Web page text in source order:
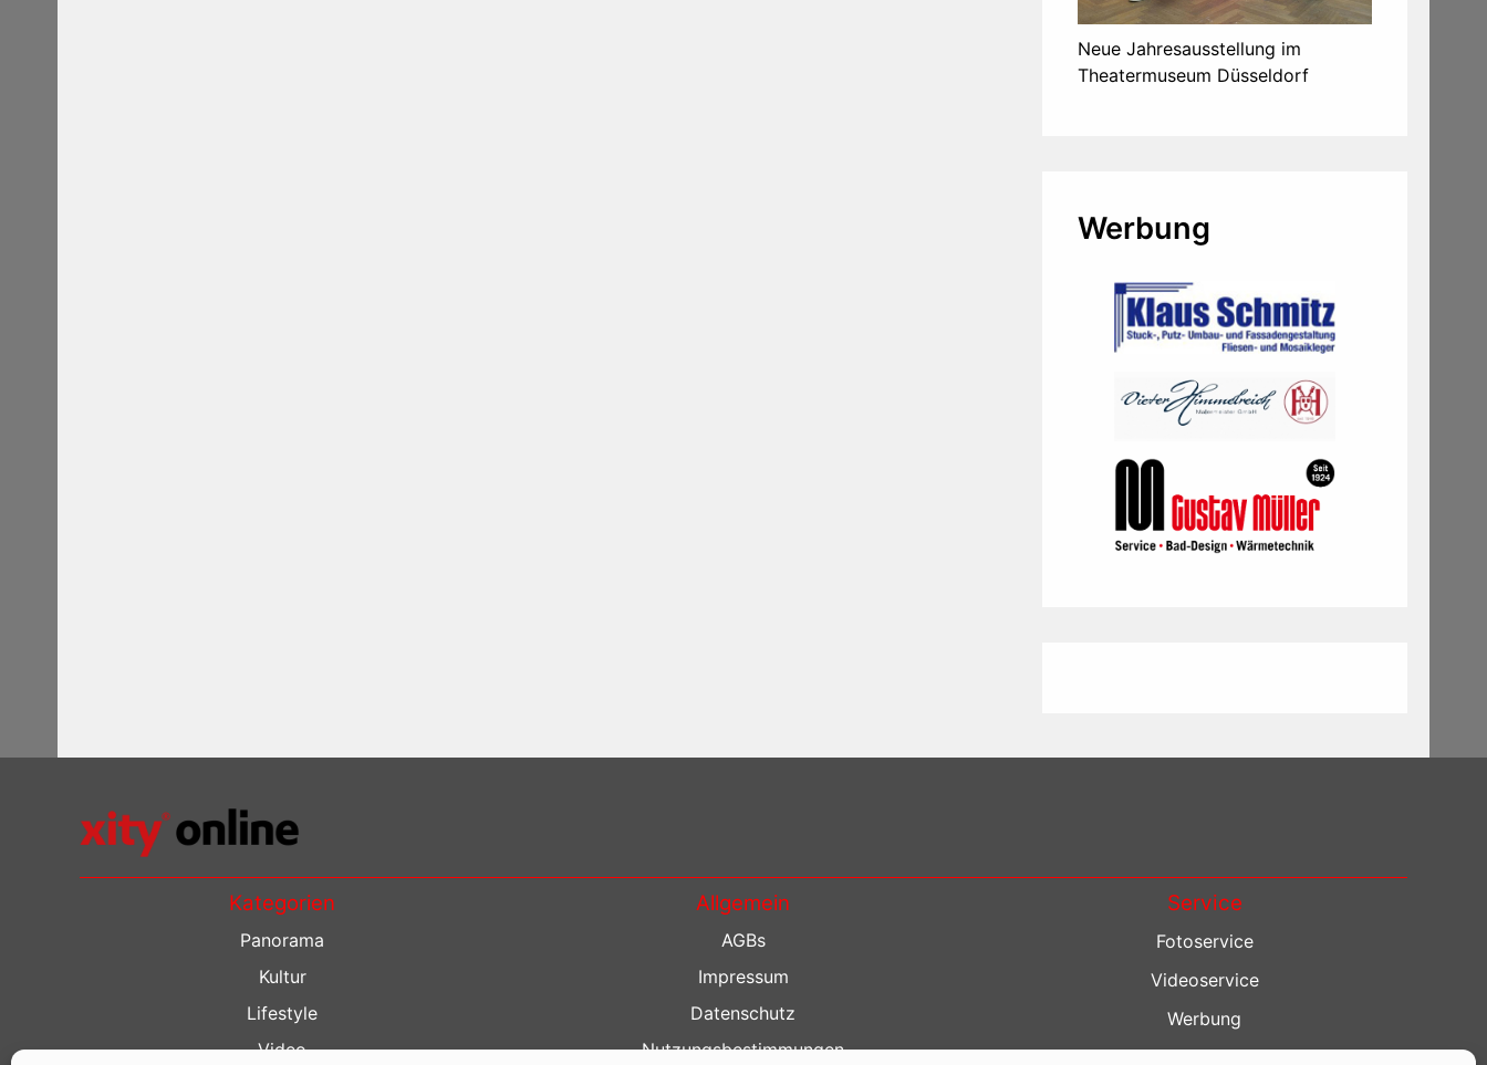
Neue Jahresausstellung im
Theatermuseum Düsseldorf
Werbung
Kategorien
Panorama
Kultur
Lifestyle
Video
Allgemein
AGBs
Impressum
Datenschutz
Nutzungsbestimmungen
Service
Fotoservice
Videoservice
Werbung